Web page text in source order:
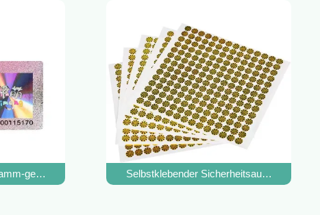
geben sich Antifälschungssicherheits-Aufkleber der Aufkleber-3d
Selbstklebender Sicherheitsaufkleber mit